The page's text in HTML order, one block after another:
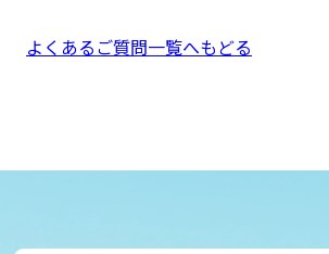
よくあるご質問一覧へもどる